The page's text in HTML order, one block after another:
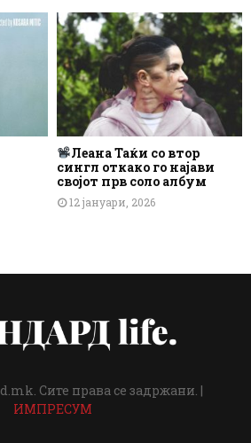
Леана Таќи со втор
сингл откако го најави
својот прв соло албум
12 јануари, 2026
Сите права се задржани. |
ИМПРЕСУМ